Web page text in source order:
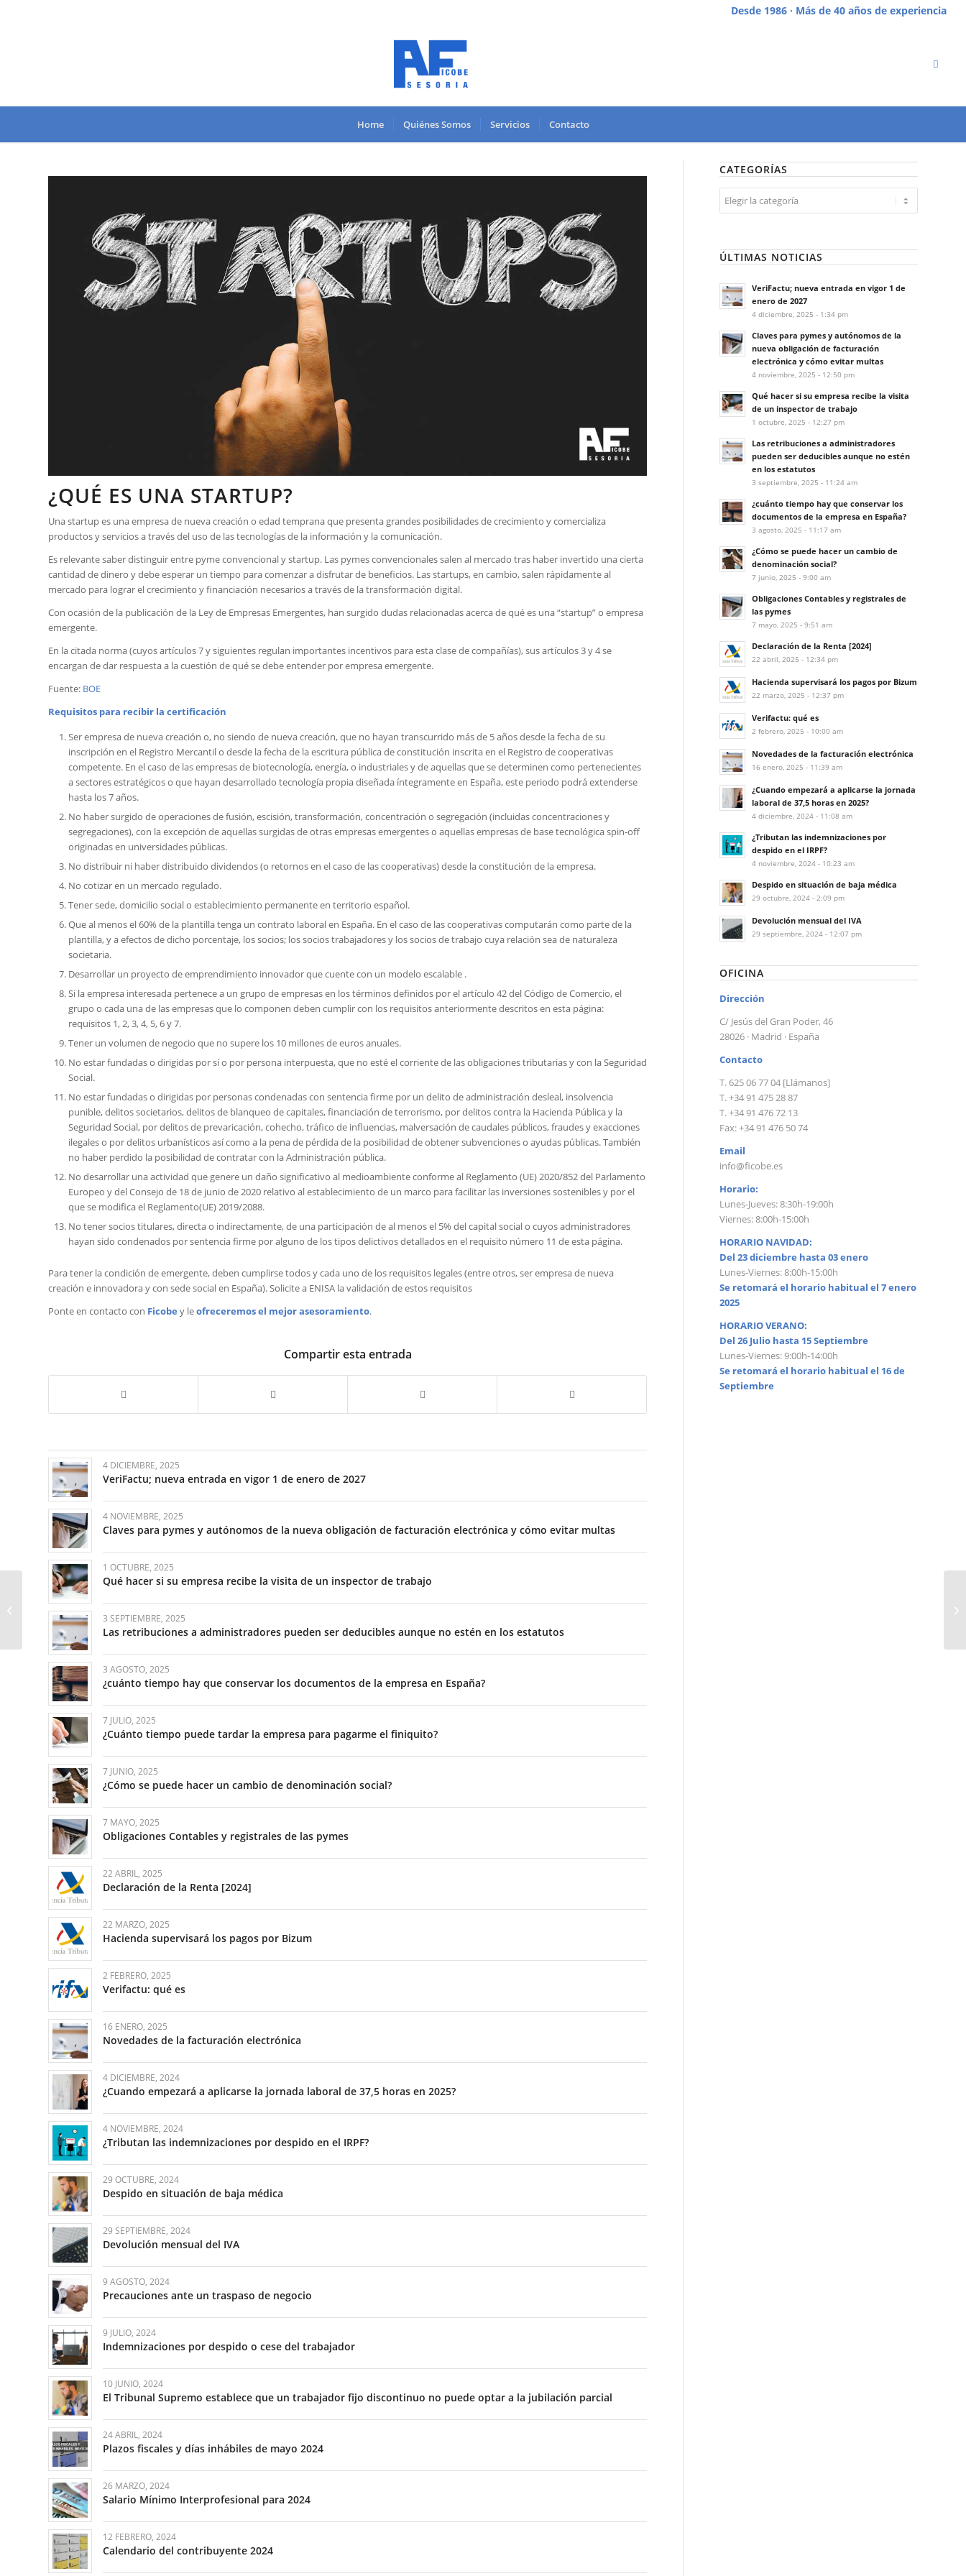
Desde 1986 · Más de 40 años de experiencia
Home Quiénes Somos Servicios Contacto
¿QUÉ ES UNA STARTUP?
Una startup es una empresa de nueva creación o edad temprana que presenta grandes posibilidades de crecimiento y comercializa
productos y servicios a través del uso de las tecnologías de la información y la comunicación.
Es relevante saber distinguir entre pyme convencional y startup. Las pymes convencionales salen al mercado tras haber invertido una cierta
cantidad de dinero y debe esperar un tiempo para comenzar a disfrutar de beneficios. Las startups, en cambio, salen rápidamente al
mercado para lograr el crecimiento y financiación necesarios a través de la transformación digital.
Con ocasión de la publicación de la Ley de Empresas Emergentes, han surgido dudas relacionadas acerca de qué es una “startup” o empresa
emergente.
En la citada norma (cuyos artículos 7 y siguientes regulan importantes incentivos para esta clase de compañías), sus artículos 3 y 4 se
encargan de dar respuesta a la cuestión de qué se debe entender por empresa emergente.
Fuente: BOE
Requisitos para recibir la certificación
Ser empresa de nueva creación o, no siendo de nueva creación, que no hayan transcurrido más de 5 años desde la fecha de su
inscripción en el Registro Mercantil o desde la fecha de la escritura pública de constitución inscrita en el Registro de cooperativas
competente. En el caso de las empresas de biotecnología, energía, o industriales y de aquellas que se determinen como pertenecientes
a sectores estratégicos o que hayan desarrollado tecnología propia diseñada íntegramente en España, este periodo podrá extenderse
hasta los 7 años.
No haber surgido de operaciones de fusión, escisión, transformación, concentración o segregación (incluidas concentraciones y
segregaciones), con la excepción de aquellas surgidas de otras empresas emergentes o aquellas empresas de base tecnológica spin-off
originadas en universidades públicas.
No distribuir ni haber distribuido dividendos (o retornos en el caso de las cooperativas) desde la constitución de la empresa.
No cotizar en un mercado regulado.
Tener sede, domicilio social o establecimiento permanente en territorio español.
Que al menos el 60% de la plantilla tenga un contrato laboral en España. En el caso de las cooperativas computarán como parte de la
plantilla, y a efectos de dicho porcentaje, los socios; los socios trabajadores y los socios de trabajo cuya relación sea de naturaleza
societaria.
Desarrollar un proyecto de emprendimiento innovador que cuente con un modelo escalable .
Si la empresa interesada pertenece a un grupo de empresas en los términos definidos por el artículo 42 del Código de Comercio, el
grupo o cada una de las empresas que lo componen deben cumplir con los requisitos anteriormente descritos en esta página:
requisitos 1, 2, 3, 4, 5, 6 y 7.
Tener un volumen de negocio que no supere los 10 millones de euros anuales.
No estar fundadas o dirigidas por sí o por persona interpuesta, que no esté el corriente de las obligaciones tributarias y con la Seguridad
Social.
No estar fundadas o dirigidas por personas condenadas con sentencia firme por un delito de administración desleal, insolvencia
punible, delitos societarios, delitos de blanqueo de capitales, financiación de terrorismo, por delitos contra la Hacienda Pública y la
Seguridad Social, por delitos de prevaricación, cohecho, tráfico de influencias, malversación de caudales públicos, fraudes y exacciones
ilegales o por delitos urbanísticos así como a la pena de pérdida de la posibilidad de obtener subvenciones o ayudas públicas. También
no haber perdido la posibilidad de contratar con la Administración pública.
No desarrollar una actividad que genere un daño significativo al medioambiente conforme al Reglamento (UE) 2020/852 del Parlamento
Europeo y del Consejo de 18 de junio de 2020 relativo al establecimiento de un marco para facilitar las inversiones sostenibles y por el
que se modifica el Reglamento(UE) 2019/2088.
No tener socios titulares, directa o indirectamente, de una participación de al menos el 5% del capital social o cuyos administradores
hayan sido condenados por sentencia firme por alguno de los tipos delictivos detallados en el requisito número 11 de esta página.
Para tener la condición de emergente, deben cumplirse todos y cada uno de los requisitos legales (entre otros, ser empresa de nueva
creación e innovadora y con sede social en España). Solicite a ENISA la validación de estos requisitos
Ponte en contacto con Ficobe y leofreceremos el mejor asesoramiento.
Compartir esta entrada
4 DICIEMBRE, 2025
VeriFactu; nueva entrada en vigor 1 de enero de 2027
4 NOVIEMBRE, 2025
Claves para pymes y autónomos de la nueva obligación de facturación electrónica y cómo evitar multas
1 OCTUBRE, 2025
Qué hacer si su empresa recibe la visita de un inspector de trabajo
3 SEPTIEMBRE, 2025
Las retribuciones a administradores pueden ser deducibles aunque no estén en los estatutos
3 AGOSTO, 2025
¿cuánto tiempo hay que conservar los documentos de la empresa en España?
7 JULIO, 2025
¿Cuánto tiempo puede tardar la empresa para pagarme el finiquito?
7 JUNIO, 2025
¿Cómo se puede hacer un cambio de denominación social?
7 MAYO, 2025
Obligaciones Contables y registrales de las pymes
22 ABRIL, 2025
Declaración de la Renta [2024]
22 MARZO, 2025
Hacienda supervisará los pagos por Bizum
2 FEBRERO, 2025
Verifactu: qué es
16 ENERO, 2025
Novedades de la facturación electrónica
4 DICIEMBRE, 2024
¿Cuando empezará a aplicarse la jornada laboral de 37,5 horas en 2025?
4 NOVIEMBRE, 2024
¿Tributan las indemnizaciones por despido en el IRPF?
29 OCTUBRE, 2024
Despido en situación de baja médica
29 SEPTIEMBRE, 2024
Devolución mensual del IVA
9 AGOSTO, 2024
Precauciones ante un traspaso de negocio
9 JULIO, 2024
Indemnizaciones por despido o cese del trabajador
10 JUNIO, 2024
El Tribunal Supremo establece que un trabajador fijo discontinuo no puede optar a la jubilación parcial
24 ABRIL, 2024
Plazos fiscales y días inhábiles de mayo 2024
26 MARZO, 2024
Salario Mínimo Interprofesional para 2024
12 FEBRERO, 2024
Calendario del contribuyente 2024
CATEGORÍAS
Categorías
ÚLTIMAS NOTICIAS
VeriFactu; nueva entrada en vigor 1 de
enero de 2027
4 diciembre, 2025 - 1:34 pm
Claves para pymes y autónomos de la
nueva obligación de facturación
electrónica y cómo evitar multas
4 noviembre, 2025 - 12:50 pm
Qué hacer si su empresa recibe la visita
de un inspector de trabajo
1 octubre, 2025 - 12:27 pm
Las retribuciones a administradores
pueden ser deducibles aunque no estén
en los estatutos
3 septiembre, 2025 - 11:24 am
¿cuánto tiempo hay que conservar los
documentos de la empresa en España?
3 agosto, 2025 - 11:17 am
¿Cómo se puede hacer un cambio de
denominación social?
7 junio, 2025 - 9:00 am
Obligaciones Contables y registrales de
las pymes
7 mayo, 2025 - 9:51 am
Declaración de la Renta [2024]
22 abril, 2025 - 12:34 pm
Hacienda supervisará los pagos por Bizum
22 marzo, 2025 - 12:37 pm
Verifactu: qué es
2 febrero, 2025 - 10:00 am
Novedades de la facturación electrónica
16 enero, 2025 - 11:39 am
¿Cuando empezará a aplicarse la jornada
laboral de 37,5 horas en 2025?
4 diciembre, 2024 - 11:08 am
¿Tributan las indemnizaciones por
despido en el IRPF?
4 noviembre, 2024 - 10:23 am
Despido en situación de baja médica
29 octubre, 2024 - 2:09 pm
Devolución mensual del IVA
29 septiembre, 2024 - 12:07 pm
OFICINA
Dirección
C/ Jesús del Gran Poder, 46
28026 · Madrid · España
Contacto
T. 625 06 77 04 [Llámanos]
T. +34 91 475 28 87
T. +34 91 476 72 13
Fax: +34 91 476 50 74
Email
info@ficobe.es
Horario:
Lunes-Jueves: 8:30h-19:00h
Viernes: 8:00h-15:00h
HORARIO NAVIDAD:
Del 23 diciembre hasta 03 enero
Lunes-Viernes: 8:00h-15:00h
Se retomará el horario habitual el 7 enero
2025
HORARIO VERANO:
Del 26 Julio hasta 15 Septiembre
Lunes-Viernes: 9:00h-14:00h
Se retomará el horario habitual el 16 de
Septiembre
El Gobierno refuerza el
derecho a la
conciliación y a la
protección a las...